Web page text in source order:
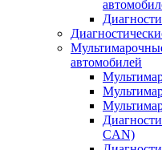
автомобилей
CAN)